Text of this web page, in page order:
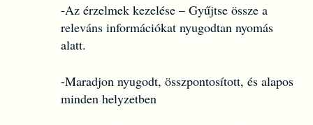
-Az érzelmek kezelése – Gyűjtse össze a
releváns információkat nyugodtan nyomás
alatt.
-Maradjon nyugodt, összpontosított, és alapos
minden helyzetben